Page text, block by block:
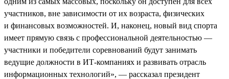
участников, вне зависимости от их возраста, физических
и финансовых возможностей. И, наконец, новый вид спорта
имеет прямую связь с профессиональной деятельностью —
участники и победители соревнований будут занимать
ведущие должности в ИТ-компаниях и развивать отрасль
информационных технологий», — рассказал президент